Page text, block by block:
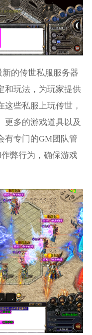
的传世私服服务器
和玩法，为玩家提供
些私服上玩传世，
更多的游戏道具以及
有专门的GM团队管
弊行为，确保游戏